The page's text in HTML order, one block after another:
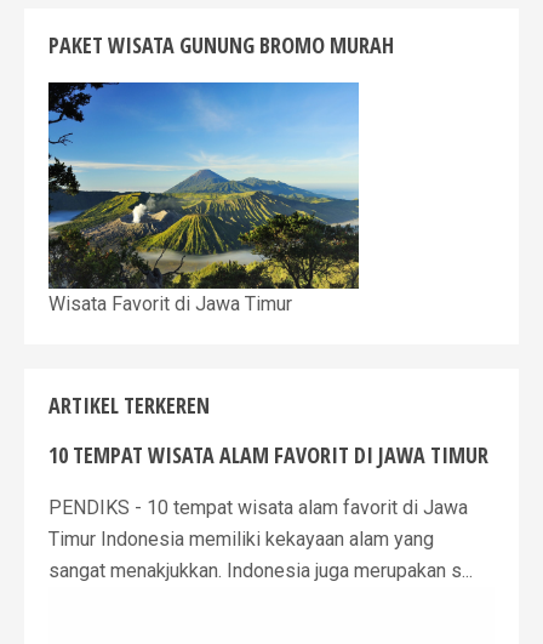
PAKET WISATA GUNUNG BROMO MURAH
Wisata Favorit di Jawa Timur
ARTIKEL TERKEREN
10 TEMPAT WISATA ALAM FAVORIT DI JAWA TIMUR
PENDIKS - 10 tempat wisata alam favorit di Jawa
Timur Indonesia memiliki kekayaan alam yang
sangat menakjukkan. Indonesia juga merupakan s...